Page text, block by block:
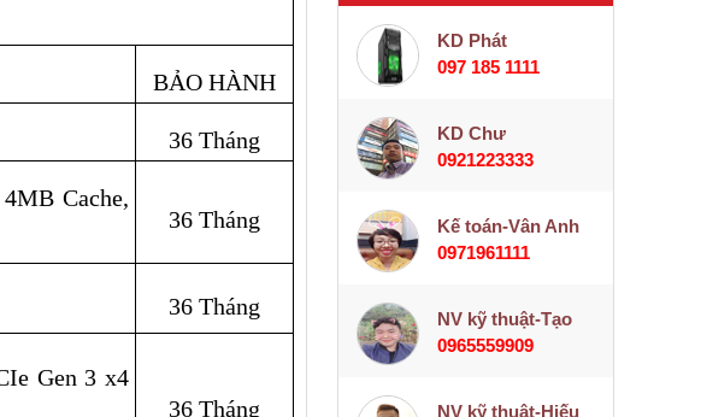
BẢO HÀNH
36 Tháng
Cache,
36 Tháng
36 Tháng
Gen 3 x4
36 Tháng
KD Phát
097 185 1111
KD Chư
0921223333
Kế toán-Vân Anh
0971961111
NV kỹ thuật-Tạo
0965559909
NV kỹ thuật-Hiếu